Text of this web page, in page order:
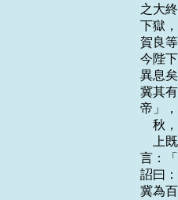
之大
下獄
賀良
今陛
異息
冀其
帝」
言：
詔曰
冀為